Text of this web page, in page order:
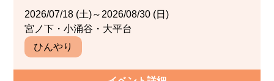
2026/07/18 (土)～2026/08/30 (日)
宮ノ下・小涌谷・大平台
ひんやり